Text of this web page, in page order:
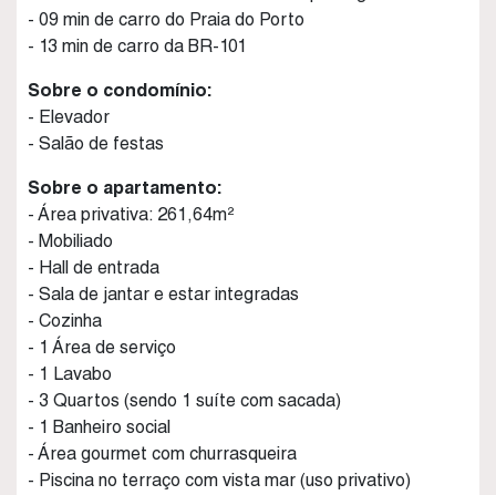
- 09 min de carro do Praia do Porto
- 13 min de carro da BR-101
Sobre o condomínio:
- Elevador
- Salão de festas
Sobre o apartamento:
- Área privativa: 261,64m²
- Mobiliado
- Hall de entrada
- Sala de jantar e estar integradas
- Cozinha
- 1 Área de serviço
- 1 Lavabo
- 3 Quartos (sendo 1 suíte com sacada)
- 1 Banheiro social
- Área gourmet com churrasqueira
- Piscina no terraço com vista mar (uso privativo)